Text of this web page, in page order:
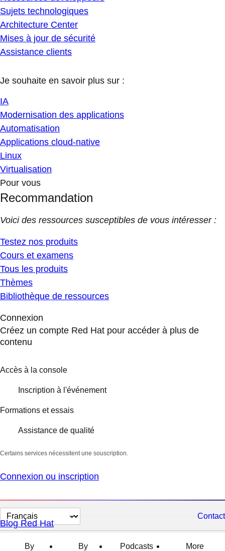
Sujets technologiques
Architecture Center
Mises à jour de sécurité
Assistance clients
Je souhaite en savoir plus sur :
IA
Modernisation des applications
Automatisation
Applications cloud-native
Linux
Virtualisation
Pour vous
Recommandation
Voici des ressources susceptibles de vous intéresser :
Testez nos produits
Cours et examens
Tous les produits
Thèmes
Bibliothèque de ressources
Connexion
Créez un compte Red Hat pour accéder à plus de
contenu
Accès à la console
Inscription à l'événement
Formations et essais
Assistance de qualité
Certains services nécessitent une souscription.
Connexion ou inscription
Changer
la
langue
Contact
Blog Red Hat
By
By
Podcasts
More